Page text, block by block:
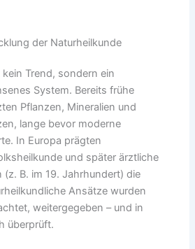
der Naturheilkunde
Trend, sondern ein
System. Bereits frühe
Pflanzen, Mineralien und
lange bevor moderne
In Europa prägten
und später ärztliche
(z. B. im 19. Jahrhundert) die
Ansätze wurden
weitergegeben – und in
überprüft.